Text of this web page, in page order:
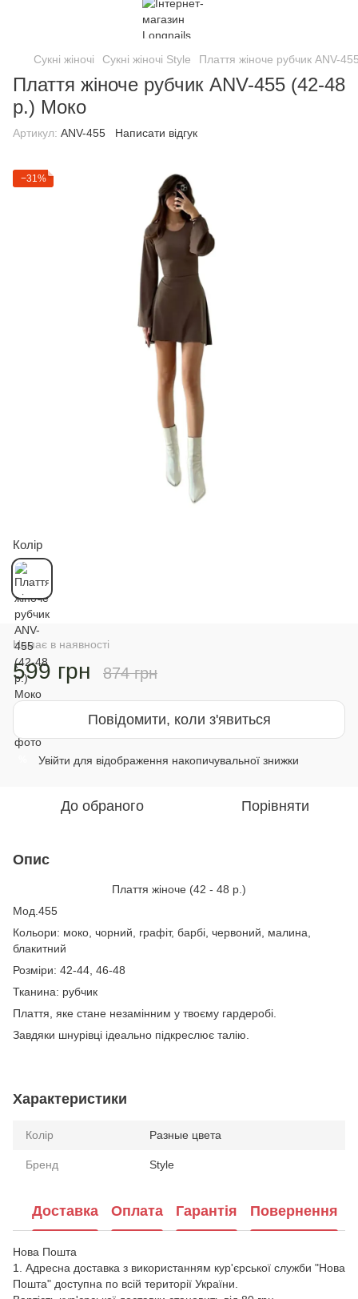
Сукні жіночі Сукні жіночі Style Плаття жіноче рубчик ANV-
Плаття жіноче рубчик ANV-455 (42-48
р.) Моко
Артикул: ANV-455 Написати відгук
−31%
Колір
Немає в наявності
599 грн 874 грн
Повідомити, коли з'явиться
Увійти для відображення накопичувальної знижки
До обраного Порівняти
Опис
Плаття жіноче (42 - 48 р.)
Мод.455
Кольори: моко, чорний, графіт, барбі, червоний, малина,
блакитний
Розміри: 42-44, 46-48
Тканина: рубчик
Плаття, яке стане незамінним у твоєму гардеробі.
Завдяки шнурівці ідеально підкреслює талію.
Характеристики
Колір Разные цвета
Бренд Style
Доставка Оплата Гарантія Повернення
Нова Пошта
1. Адресна доставка з використанням кур'єрської служби "Нова
Пошта" доступна по всій території України.